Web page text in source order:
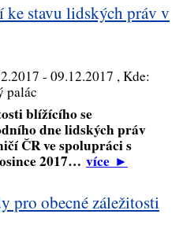
stavu lidských práv v
- 09.12.2017 , Kde:
palác
blížícího se
dne lidských práv
ČR ve spolupráci s
2017… více►
pro obecné záležitosti